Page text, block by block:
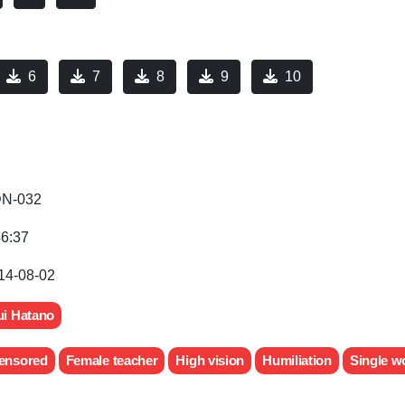
6 7 8 9 10
032
08-02
Hatano
Female teacher High vision Humiliation Single